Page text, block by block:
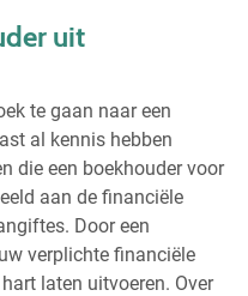
uit
te gaan naar een
al kennis hebben
die een boekhouder voor
aan de financiële
Door een
verplichte financiële
laten uitvoeren. Over